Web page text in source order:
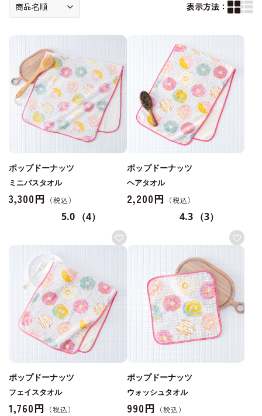
表示方法：
ポップドーナッツ
ミニバスタオル
3,300円
5.0 （4）
ポップドーナッツ
ヘアタオル
2,200円
4.3 （3）
ポップドーナッツ
フェイスタオル
1,760円
ポップドーナッツ
ウォッシュタオル
990円